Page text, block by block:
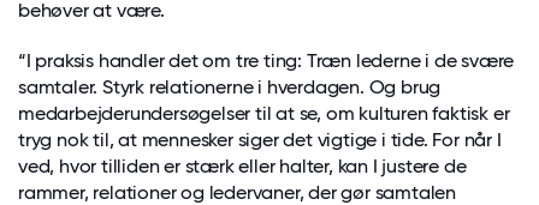
behøver at være.
“I praksis handler det om tre ting: Træn lederne i de svære
samtaler. Styrk relationerne i hverdagen. Og brug
medarbejderundersøgelser til at se, om kulturen faktisk er
tryg nok til, at mennesker siger det vigtige i tide. For når I
ved, hvor tilliden er stærk eller halter, kan I justere de
rammer, relationer og ledervaner, der gør samtalen